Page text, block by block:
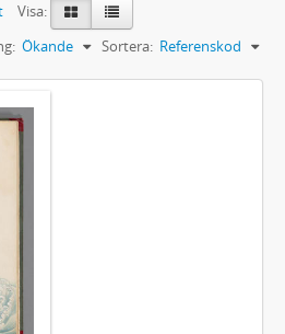
Visa:
Sortera: Referenskod
Ökande